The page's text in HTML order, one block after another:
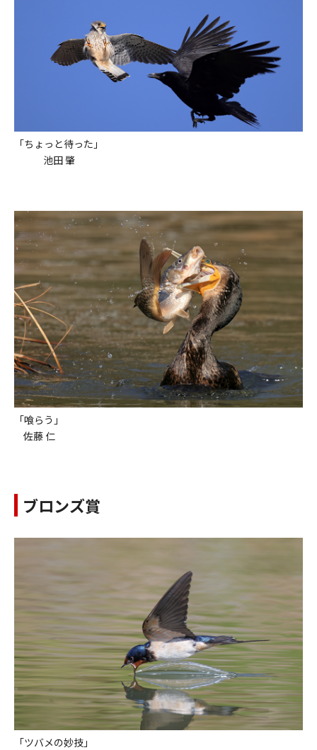
「ちょっと待った」
池田 肇
「喰らう」
佐藤 仁
ブロンズ賞
「ツバメの妙技」